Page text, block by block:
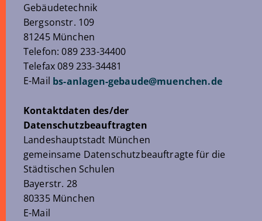
Gebäudetechnik
Bergsonstr. 109
81245 München
Telefon: 089 233-34400
Telefax 089 233-34481
E-Mail bs-anlagen-gebaude@muenchen.de
Kontaktdaten des/der
Datenschutzbeauftragten
Landeshauptstadt München
gemeinsame Datenschutzbeauftragte für die
Städtischen Schulen
Bayerstr. 28
80335 München
E-Mail